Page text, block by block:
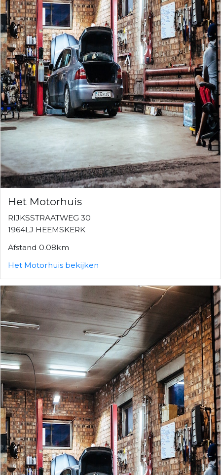
Het Motorhuis
RIJKSSTRAATWEG 30
1964LJ HEEMSKERK
Afstand 0.08km
Het Motorhuis bekijken